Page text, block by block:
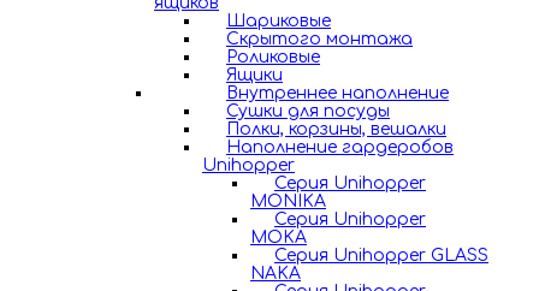
Шариковые
Скрытого монтажа
Роликовые
Ящики
Внутреннее наполнение
Сушки для посуды
Полки, корзины, вешалки
Наполнение гардеробов
Unihopper
Серия Unihopper
MONIKA
Серия Unihopper
MOKA
Серия Unihopper GLASS
NAKA